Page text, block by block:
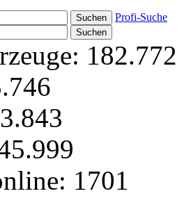
Profi-Suche
182.772
1701